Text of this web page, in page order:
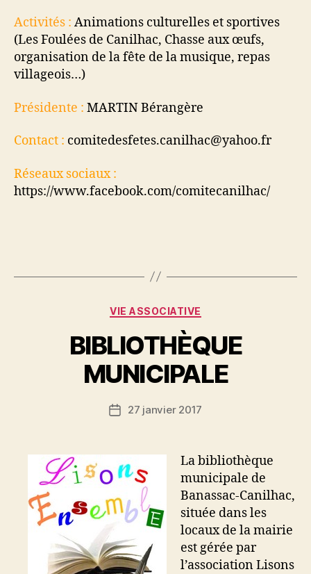
Activités : Animations culturelles et sportives
(Les Foulées de Canilhac, Chasse aux œufs,
organisation de la fête de la musique, repas
villageois…)
Présidente : MARTIN Bérangère
Contact : comitedesfetes.canilhac@yahoo.fr
Réseaux sociaux :
https://www.facebook.com/comitecanilhac/
Catégories
VIE ASSOCIATIVE
BIBLIOTHÈQUE
MUNICIPALE
Date27 janvier 2017
La bibliothèque
municipale de
Banassac-Canilhac,
située dans les
locaux de la mairie
est gérée par
l’association Lisons